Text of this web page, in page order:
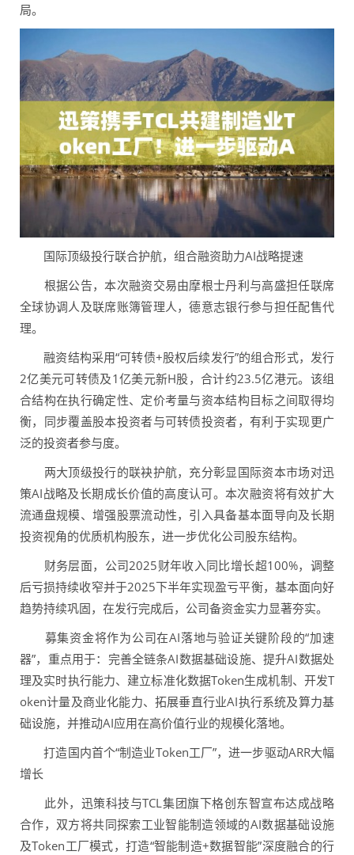
局。
国际顶级投行联合护航，组合融资助力AI战略提速
根据公告，本次融资交易由摩根士丹利与高盛担任联席
全球协调人及联席账簿管理人，德意志银行参与担任配售代
理。
融资结构采用“可转债+股权后续发行”的组合形式，发行
2亿美元可转债及1亿美元新H股，合计约23.5亿港元。该组
合结构在执行确定性、定价考量与资本结构目标之间取得均
衡，同步覆盖股本投资者与可转债投资者，有利于实现更广
泛的投资者参与度。
两大顶级投行的联袂护航，充分彰显国际资本市场对迅
策AI战略及长期成长价值的高度认可。本次融资将有效扩大
流通盘规模、增强股票流动性，引入具备基本面导向及长期
投资视角的优质机构股东，进一步优化公司股东结构。
财务层面，公司2025财年收入同比增长超100%，调整
后亏损持续收窄并于2025下半年实现盈亏平衡，基本面向好
趋势持续巩固，在发行完成后，公司备资金实力显著夯实。
募集资金将作为公司在AI落地与验证关键阶段的“加速
器”，重点用于：完善全链条AI数据基础设施、提升AI数据处
理及实时执行能力、建立标准化数据Token生成机制、开发T
oken计量及商业化能力、拓展垂直行业AI执行系统及算力基
础设施，并推动AI应用在高价值行业的规模化落地。
打造国内首个“制造业Token工厂”，进一步驱动ARR大幅
增长
此外，迅策科技与TCL集团旗下格创东智宣布达成战略
合作，双方将共同探索工业智能制造领域的AI数据基础设施
及Token工厂模式，打造“智能制造+数据智能”深度融合的行